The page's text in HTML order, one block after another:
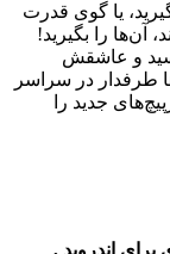
یا گوی قدرت
آن‌ها را بگیرید!
و عاشقش
طرفدار در سراسر
جدید را